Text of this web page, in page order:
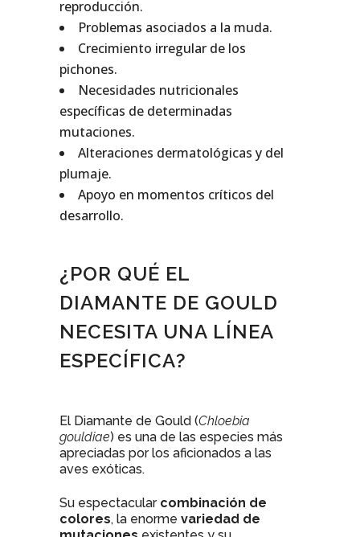
reproducción.
Problemas asociados a la muda.
Crecimiento irregular de los
pichones.
Necesidades nutricionales
específicas de determinadas
mutaciones.
Alteraciones dermatológicas y del
plumaje.
Apoyo en momentos críticos del
desarrollo.
¿POR QUÉ EL
DIAMANTE DE GOULD
NECESITA UNA LÍNEA
ESPECÍFICA?
El Diamante de Gould (Chloebia
gouldiae) es una de las especies más
apreciadas por los aficionados a las
aves exóticas.
Su espectacular combinación de
colores, la enorme variedad de